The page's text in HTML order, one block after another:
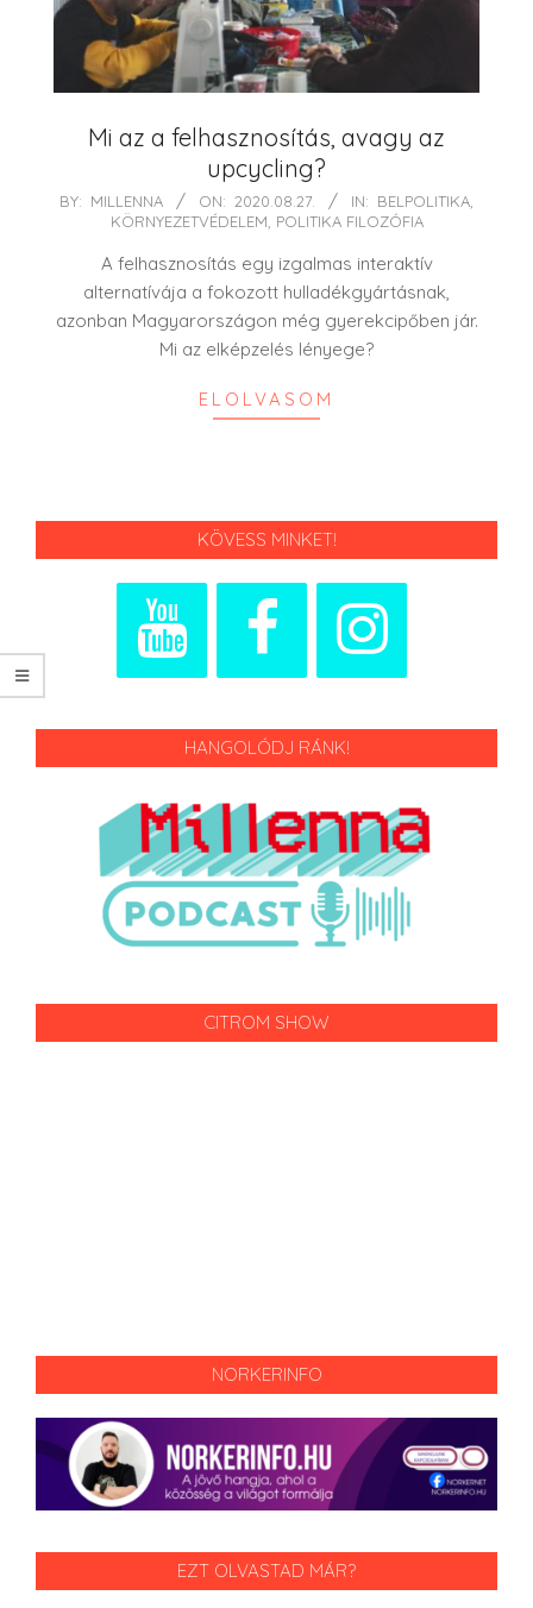
Mi az a felhasznosítás, avagy az
upcycling?
2020-
BY: MILLENNA ON: 2020.08.27. IN: BELPOLITIKA,
KÖRNYEZETVÉDELEM, POLITIKA FILOZÓFIA
A felhasznosítás egy izgalmas interaktív
alternatívája a fokozott hulladékgyártásnak,
azonban Magyarországon még gyerekcipőben jár.
Mi az elképzelés lényege?
ELOLVASOM
KÖVESS MINKET!
HANGOLÓDJ RÁNK!
CITROM SHOW
NORKERINFO
EZT OLVASTAD MÁR?